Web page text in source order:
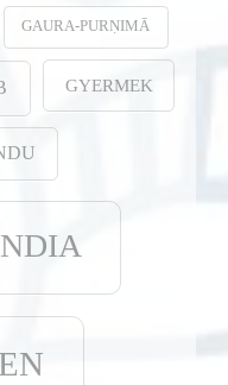
GAURA-PURṆIMĀ
GYERMEK